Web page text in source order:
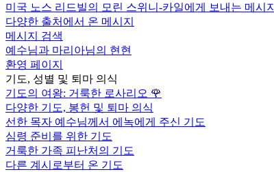
미국 노스 리드빌의 모린 스위니-카일에게 보내는 메시지
다양한 출처에서 온 메시지
메시지 검색
예수님과 마리아님의 현현
환영 페이지
기도, 성별 및 퇴마 의식
기도의 여왕: 거룩한 로사리오 🌹
다양한 기도, 봉헌 및 퇴마 의식
선한 목자 예수님께서 에녹에게 주신 기도
심령 준비를 위한 기도
거룩한 가족 피난처의 기도
다른 계시로부터 온 기도